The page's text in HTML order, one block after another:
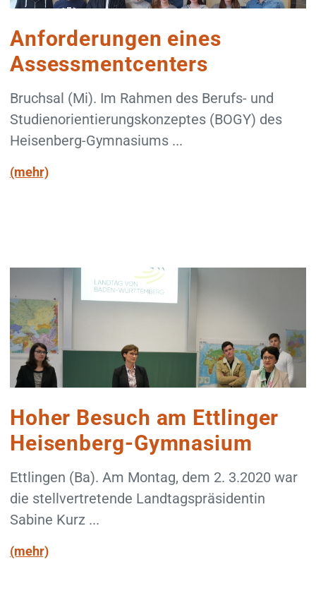
Anforderungen eines
Assessmentcenters
Bruchsal (Mi). Im Rahmen des Berufs- und
Studienorientierungskonzeptes (BOGY) des
Heisenberg-Gymnasiums ...
(mehr)
Hoher Besuch am Ettlinger
Heisenberg-Gymnasium
Ettlingen (Ba). Am Montag, dem 2. 3.2020 war
die stellvertretende Landtagspräsidentin
Sabine Kurz ...
(mehr)